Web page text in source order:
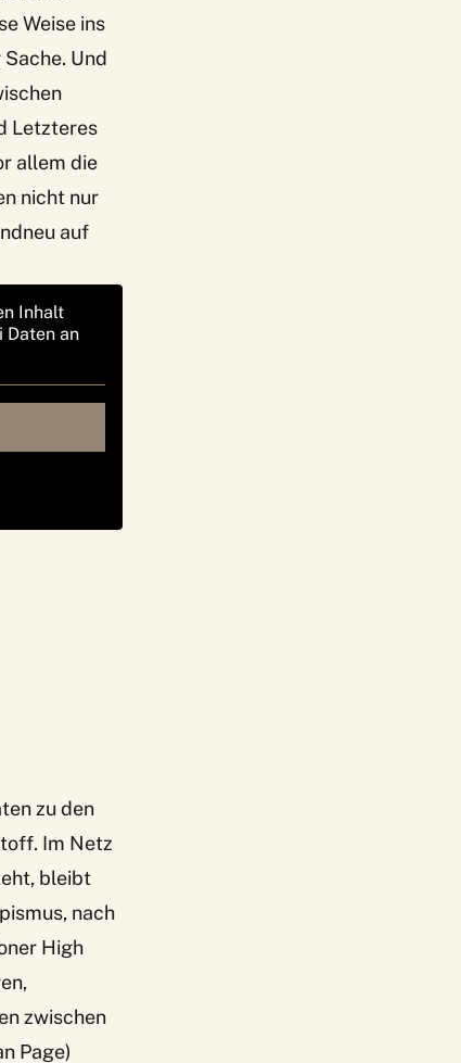
Weise ins
Und
Letzteres
allem die
nicht nur
auf
Inhalt
Daten an
zu den
Im Netz
bleibt
nach
High
zwischen
Page)